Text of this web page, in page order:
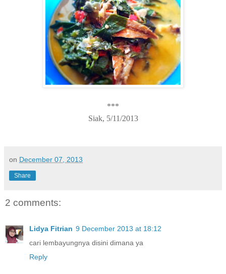
***
Siak, 5/11/2013
on December 07, 2013
Share
2 comments:
Lidya Fitrian 9 December 2013 at 18:12
cari lembayungnya disini dimana ya
Reply